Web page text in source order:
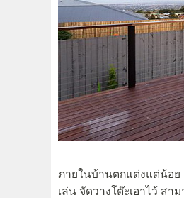
ภายในบ้านตกแต่งแต่น้อย
เล่น จัดวางโต๊ะเอาไว้ ส